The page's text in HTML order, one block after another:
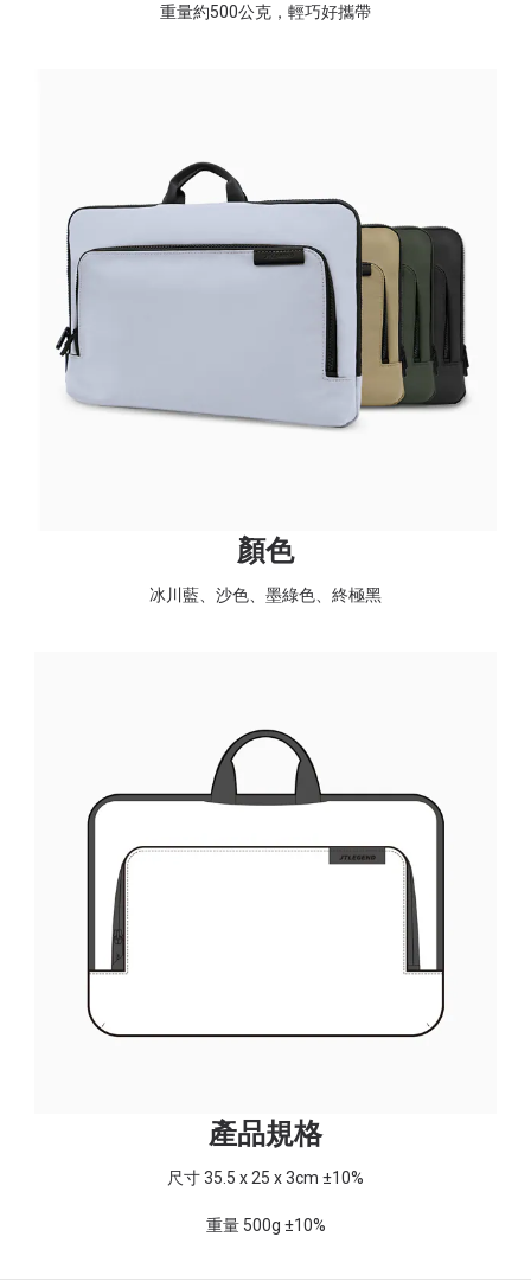
重量約500公克，輕巧好攜帶
顏色
冰川藍、沙色、墨綠色、終極黑
產品規格
尺寸 35.5 x 25 x 3cm ±10%
重量 500g ±10%